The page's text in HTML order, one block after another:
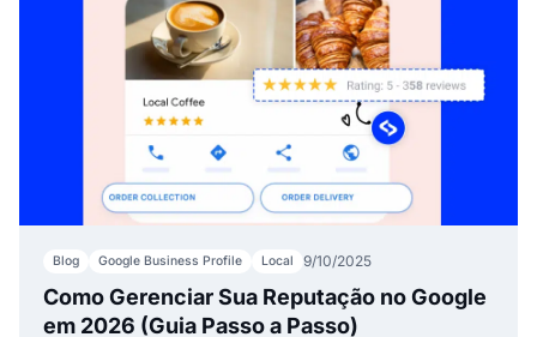
Blog Google Business Profile Local 9/10/2025
Como Gerenciar Sua Reputação no Google
em 2026 (Guia Passo a Passo)